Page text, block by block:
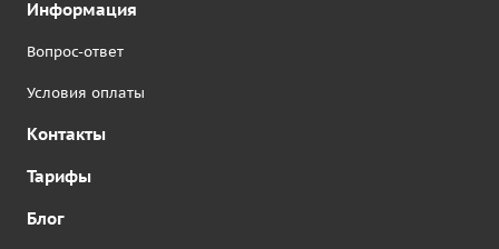
Информация
Вопрос-ответ
Условия оплаты
Контакты
Тарифы
Блог